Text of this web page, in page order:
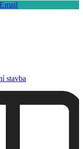
Email
stavba